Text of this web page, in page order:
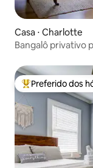
Casa ⋅ Charlotte
Bangalô privativo
Entre os
Preferido dos